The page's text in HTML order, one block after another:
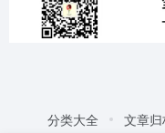
分类大全 文章